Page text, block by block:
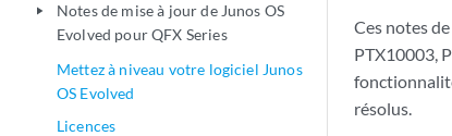
play_arrow
Notes de mise à jour de Junos OS
Evolved pour QFX Series
Mettez à niveau votre logiciel Junos
OS Evolved
Licences
Ces notes
PTX10003,
résolus.